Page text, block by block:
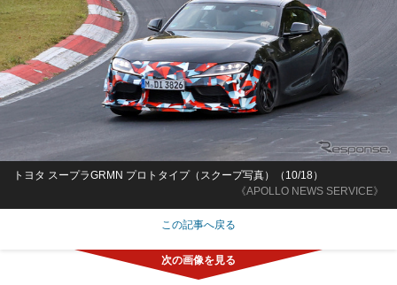
《APOLLO NEWS SERVICE》
トヨタ スープラGRMN プロトタイプ（スクープ写真）（10/18）
この記事へ戻る